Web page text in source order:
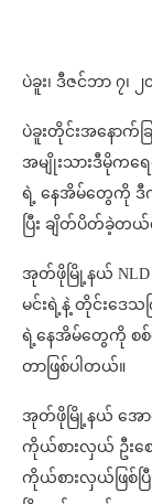
ပဲခူး၊ ဒီဇင်ဘာ ၇၊ ၂
ပဲခူးတိုင်းအနောက်
အမျိုးသားဒီမိုက
ရဲ့ နေအိမ်တွေကို ဒီ
ပြီး ချိတ်ပိတ်ခဲ့
အုတ်ဖိုမြို့နယ်
မင်းရဲ့နဲ့ တိုင်းဒေ
ရဲ့နေအိမ်တွေကို စစ်
တာဖြစ်ပါတယ်။
အုတ်ဖိုမြို့နယ် အော
ကိုယ်စားလှယ် ဦးစ
ကိုယ်စားလှယ်ဖြစ်ပ